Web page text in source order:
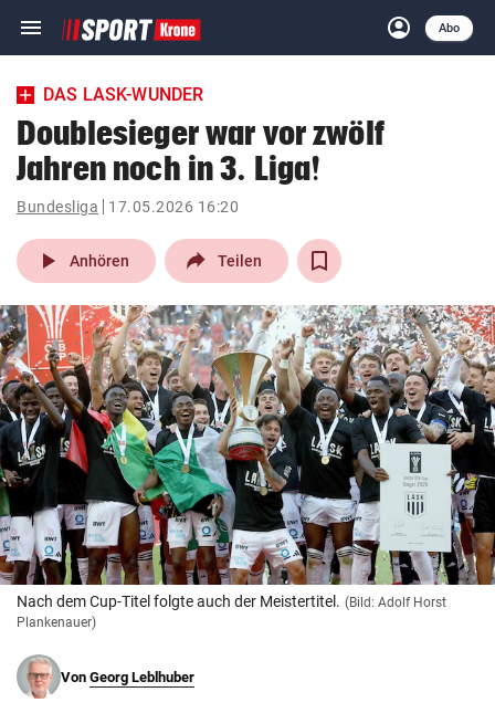
menu Navigation
ein-/ausklappen
account_circle
Anmelden
Abo
close Schließen
account_circle Anmelden
pin_drop
Wien arrow_right
bookmark
search
Suchbegriff
eingeben
© Krone Multimedia GmbH & Co KG 2026
Muthgasse 2, 1190 Wien
DAS LASK-WUNDER
Doublesieger war vor zwölf
Jahren noch in 3. Liga!
Bundesliga 17.05.2026 16:20
play_arrow Anhören Teilen
Nach dem Cup-Titel folgte auch der Meistertitel. (Bild: Adolf Horst
Plankenauer)
Von Georg Leblhuber